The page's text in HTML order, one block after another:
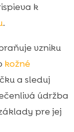
k
.
vzniku
kožné
a sleduj
údržba
pre jej